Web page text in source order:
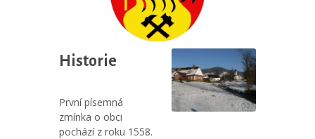
Historie
První písemná
zmínka o obci
pochází z roku 1558.